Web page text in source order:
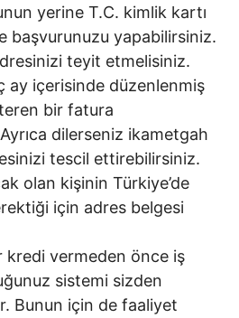
yerine T.C. kimlik kartı
başvurunuzu yapabilirsiniz.
teyit etmelisiniz.
ay içerisinde düzenlenmiş
bir fatura
dilerseniz ikametgah
tescil ettirebilirsiniz.
olan kişinin Türkiye’de
için adres belgesi
kredi vermeden önce iş
sistemi sizden
Bunun için de faaliyet